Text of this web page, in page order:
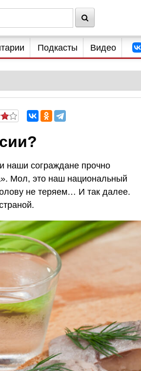
Подкасты Видео
наши сограждане прочно
Мол, это наш национальный
не теряем… И так далее.